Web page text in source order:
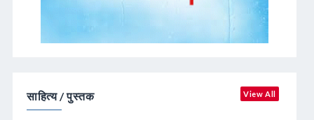
साहित्य / पुस्तक View All